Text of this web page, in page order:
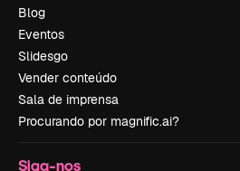
Blog
Eventos
Slidesgo
Vender conteúdo
Sala de imprensa
Procurando por magnific.ai?
Siga-nos